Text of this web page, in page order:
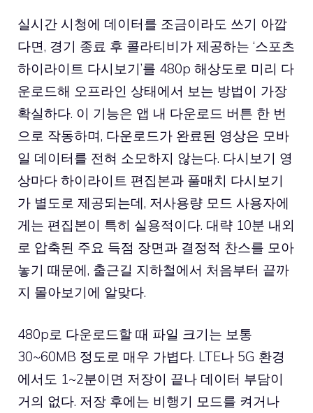
실시간 시청에 데이터를 조금이라도 쓰기 아깝
다면, 경기 종료 후 콜라티비가 제공하는 ‘스포츠
하이라이트 다시보기’를 480p 해상도로 미리 다
운로드해 오프라인 상태에서 보는 방법이 가장
확실하다. 이 기능은 앱 내 다운로드 버튼 한 번
으로 작동하며, 다운로드가 완료된 영상은 모바
일 데이터를 전혀 소모하지 않는다. 다시보기 영
상마다 하이라이트 편집본과 풀매치 다시보기
가 별도로 제공되는데, 저사용량 모드 사용자에
게는 편집본이 특히 실용적이다. 대략 10분 내외
로 압축된 주요 득점 장면과 결정적 찬스를 모아
놓기 때문에, 출근길 지하철에서 처음부터 끝까
지 몰아보기에 알맞다.
480p로 다운로드할 때 파일 크기는 보통
30~60MB 정도로 매우 가볍다. LTE나 5G 환경
에서도 1~2분이면 저장이 끝나 데이터 부담이
거의 없다. 저장 후에는 비행기 모드를 켜거나